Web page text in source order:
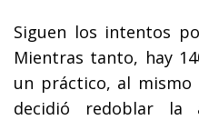
Siguen los intentos
Mientras tanto, hay
un práctico, al
decidió redoblar la